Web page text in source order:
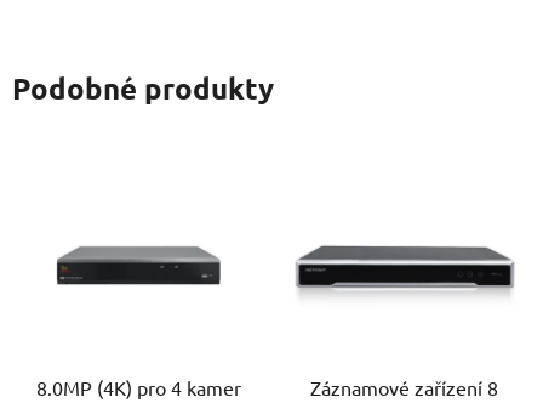
Podobné produkty
8.0MP (4K) pro 4 kamer
Záznamové zařízení 8